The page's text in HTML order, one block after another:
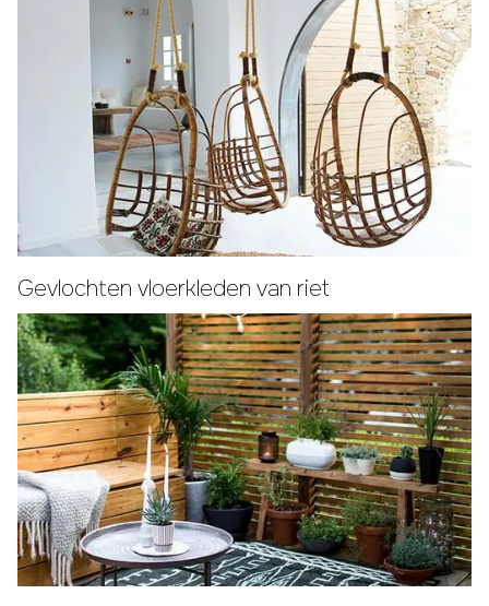
Gevlochten vloerkleden van riet